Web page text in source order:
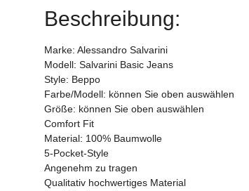
Beschreibung:
Marke: Alessandro Salvarini
Modell: Salvarini Basic Jeans
Style: Beppo
Farbe/Modell: können Sie oben auswählen
Größe: können Sie oben auswählen
Comfort Fit
Material: 100% Baumwolle
5-Pocket-Style
Angenehm zu tragen
Qualitativ hochwertiges Material